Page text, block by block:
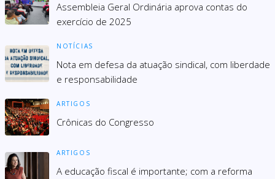
Assembleia Geral Ordinária aprova contas do
exercício de 2025
NOTÍCIAS
Nota em defesa da atuação sindical, com liberdade
e responsabilidade
ARTIGOS
Crônicas do Congresso
ARTIGOS
A educação fiscal é importante; com a reforma